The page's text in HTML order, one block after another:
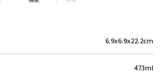
6.9x6.9x22.2cm
473ml